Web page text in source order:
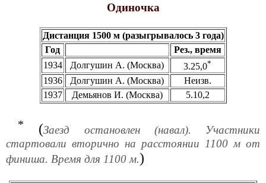
Одиночка
Дистанция 1500 м (разыгрывалось 3 года)
Год
Рез., время
1934
Долгушин А. (Москва) 3.25,0*
1936 Долгушин А. (Москва)
Неизв.
1937
Демьянов И. (Москва) 5.10,2
* (Заезд остановлен (навал). Участники
стартовали вторично на расстоянии 1100 м от
финиша. Время для 1100 м.)